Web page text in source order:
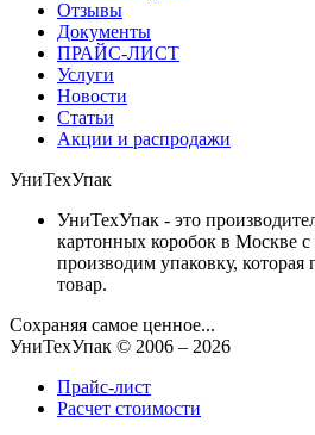
Отзывы
Документы
ПРАЙС-ЛИСТ
Услуги
Новости
Статьи
Акции и распродажи
УниТехУпак
УниТехУпак - это
картонных коробок в Москве
производим упаковку,
товар.
Сохраняя самое ценное...
УниТехУпак © 2006 – 2026
Прайс-лист
Расчет стоимости